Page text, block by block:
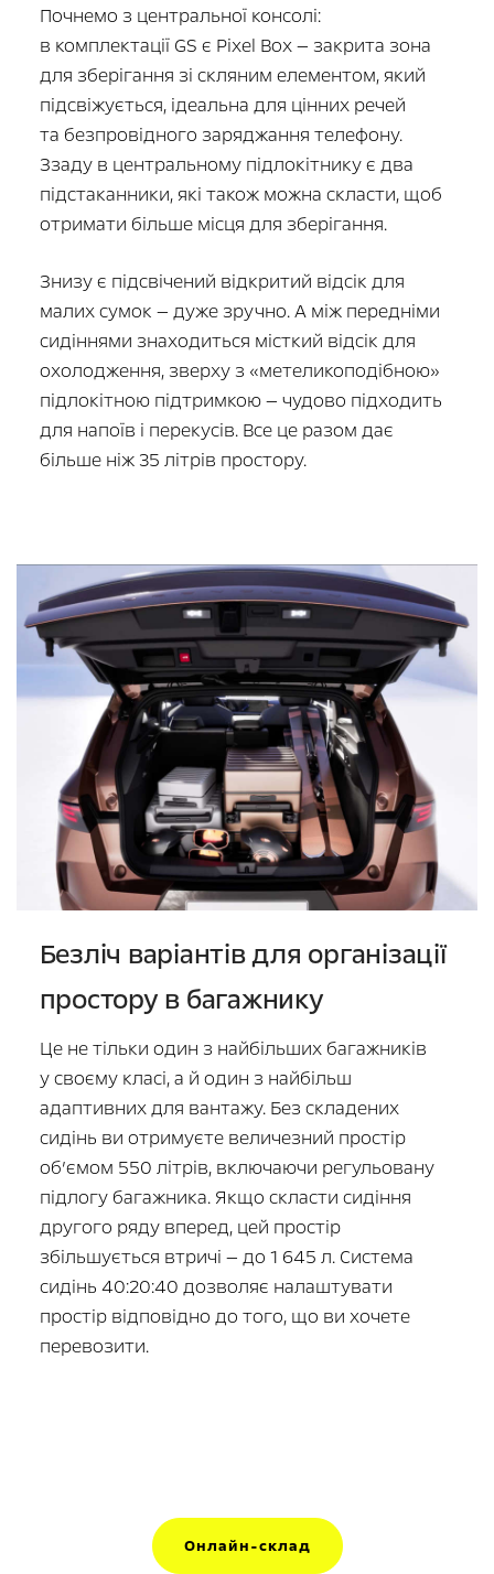
Почнемо з центральної консолі:
в комплектації GS є Pixel Box — закрита зона
для зберігання зі скляним елементом, який
підсвіжується, ідеальна для цінних речей
та безпровідного заряджання телефону.
Ззаду в центральному підлокітнику є два
підстаканники, які також можна скласти, щоб
отримати більше місця для зберігання.
Знизу є підсвічений відкритий відсік для
малих сумок — дуже зручно. А між передніми
сидіннями знаходиться місткий відсік для
охолодження, зверху з «метеликоподібною»
підлокітною підтримкою — чудово підходить
для напоїв і перекусів. Все це разом дає
більше ніж 35 літрів простору.
Безліч варіантів для організації
простору в багажнику
Це не тільки один з найбільших багажників
у своєму класі, а й один з найбільш
адаптивних для вантажу. Без складених
сидінь ви отримуєте величезний простір
об’ємом 550 літрів, включаючи регульовану
підлогу багажника. Якщо скласти сидіння
другого ряду вперед, цей простір
збільшується втричі — до 1 645 л. Система
сидінь 40:20:40 дозволяє налаштувати
простір відповідно до того, що ви хочете
перевозити.
Онлайн-склад